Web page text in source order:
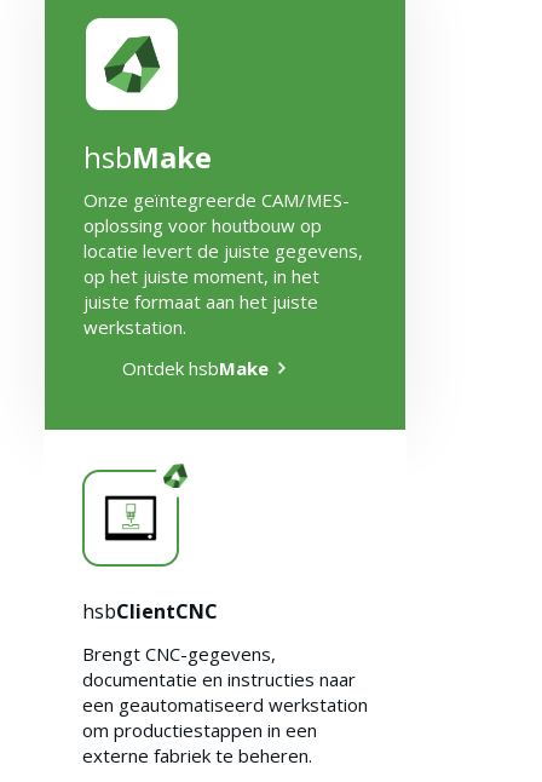
Extra informatie
hsbMake
Onze geïntegreerde CAM/MES-
oplossing voor houtbouw op
locatie levert de juiste gegevens,
op het juiste moment, in het
juiste formaat aan het juiste
werkstation.
Ontdek hsbMake
hsbClientCNC
Brengt CNC-gegevens,
documentatie en instructies naar
een geautomatiseerd werkstation
om productiestappen in een
externe fabriek te beheren.